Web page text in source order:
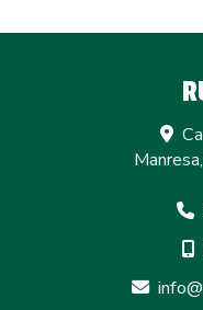
Manresa,
info